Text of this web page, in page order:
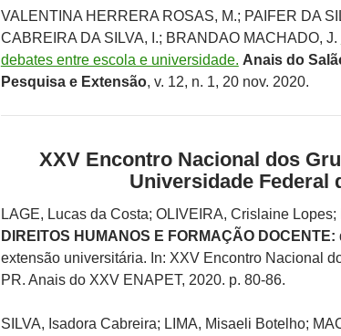
VALENTINA HERRERA ROSAS, M.; PAIFER DA
CABREIRA DA SILVA, I.; BRANDAO MACHADO, J.
debates entre escola e universidade. Anais do
Pesquisa e Extensão, v. 12, n. 1, 20 nov. 2020.
XXV Encontro Nacional dos
Universidade Federal
LAGE, Lucas da Costa; OLIVEIRA, Crislaine
DIREITOS HUMANOS E FORMAÇÃO DOCENTE:
extensão universitária. In: XXV Encontro Nacional
PR. Anais do XXV ENAPET, 2020. p. 80-86.
SILVA, Isadora Cabreira; LIMA, Misaeli Botelho;